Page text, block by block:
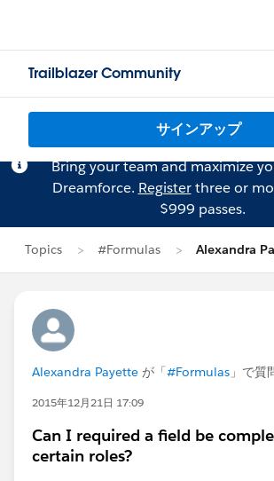
Trailblazer Community
サインアップ
Bring your team and maximize
Dreamforce. Registerthree or
$999 passes.
Topics #Formulas Alexandra
Alexandra Payette が「#Formulas 」で質
2015年12月21日 17:09
Can I required a field be
certain roles?